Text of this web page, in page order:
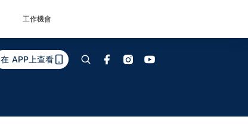
工作機會
在 APP上查看